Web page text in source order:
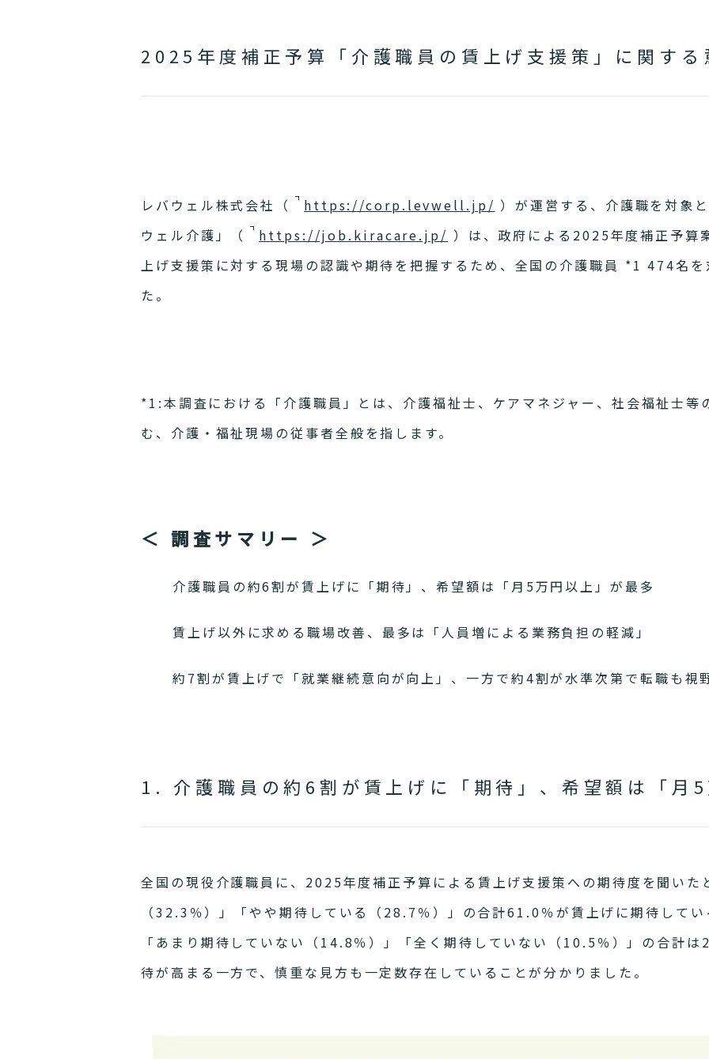
2025年度補正予算「介護職員の賃上げ支援策」に関する
レバウェル株式会社（ https://corp.levwell.jp/ ）が運営する、介護職を対象
ウェル介護」（
https://job.kiracare.jp/ ）は、政府による2025年度補正予算
上げ支援策に対する現場の認識や期待を把握するため、全国の介護職員 *1 474名
た。
*1:本調査における「介護職員」とは、介護福祉士、ケアマネジャー、社会福祉士等
む、介護・福祉現場の従事者全般を指します。
＜ 調査サマリー ＞
介護職員の約6割が賃上げに「期待」、希望額は「月5万円以上」が最多
賃上げ以外に求める職場改善、最多は「人員増による業務負担の軽減」
約7割が賃上げで「就業継続意向が向上」、一方で約4割が水準次第で転職も視
1. 介護職員の約6割が賃上げに「期待」、希望額は「月
全国の現役介護職員に、2025年度補正予算による賃上げ支援策への期待度を聞い
（32.3％）」「やや期待している（28.7％）」の合計61.0％が賃上げに期待して
「あまり期待していない（14.8％）」「全く期待していない（10.5％）」の合計
待が高まる一方で、慎重な見方も一定数存在していることが分かりました。